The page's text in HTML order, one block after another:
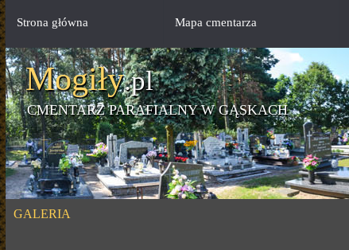
Mogiły.pl
CMENTARZ PARAFIALNY W GĄSKACH
Strona główna Mapa cmentarza
GALERIA